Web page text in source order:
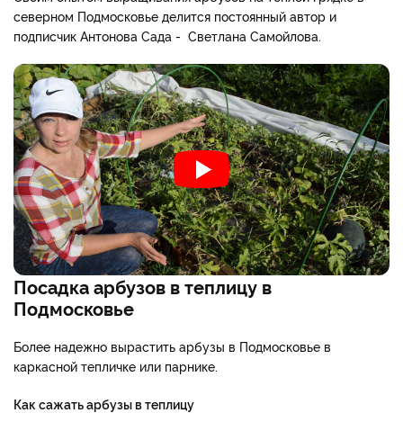
северном Подмосковье делится постоянный автор и
подписчик Антонова Сада - Светлана Самойлова.
Посадка арбузов в теплицу в
Подмосковье
Более надежно вырастить арбузы в Подмосковье в
каркасной тепличке или парнике.
Как сажать арбузы в теплицу